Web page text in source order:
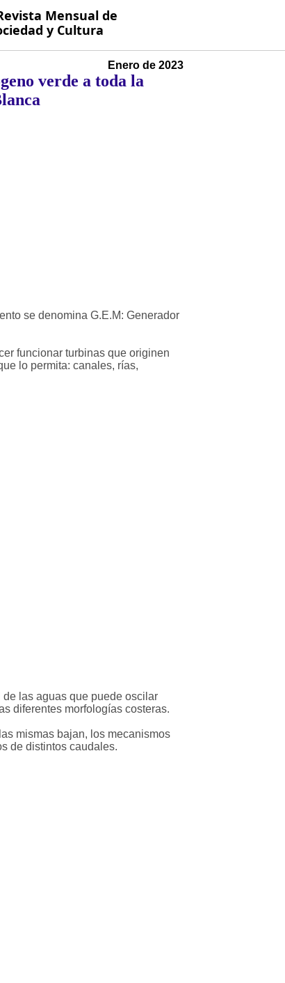
Mensual de
y Cultura
Enero de 2023
verde a toda la
se denomina G.E.M: Generador
funcionar turbinas que originen
lo permita: canales, rías,
las aguas que puede oscilar
diferentes morfologías costeras.
mismas bajan, los mecanismos
de distintos caudales.